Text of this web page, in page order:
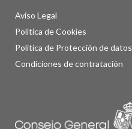
Aviso Legal
Política de Cookies
Política de Protección de datos
Condiciones de contratación